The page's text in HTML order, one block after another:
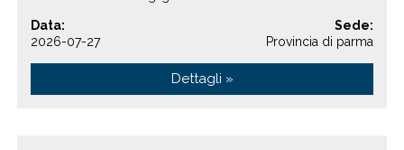
Data:
2026-07-27
Sede:
Provincia di parma
Dettagli »